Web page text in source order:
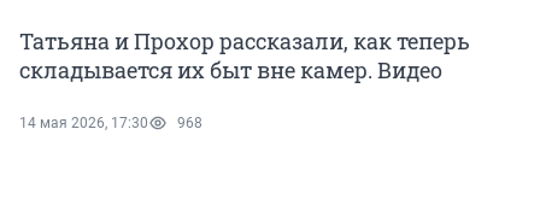
Татьяна и Прохор рассказали, как теперь
складывается их быт вне камер. Видео
14 мая 2026, 17:30 968